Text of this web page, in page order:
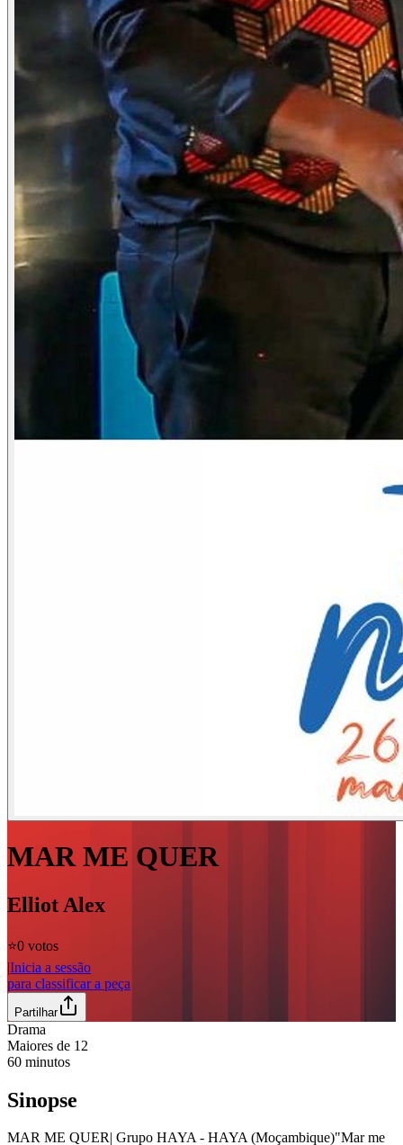
MAR ME QUER
Elliot Alex
⭐️0 votos
|Inicia a sessão
para classificar a peça
Partilhar
Drama
Maiores de 12
60 minutos
Sinopse
MAR ME QUER| Grupo HAYA - HAYA (Moçambique)"Mar me